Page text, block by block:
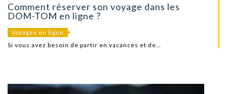
Comment réserver son voyage dans les
DOM-TOM en ligne ?
Voyages en ligne
Si vous avez besoin de partir en vacances et de…